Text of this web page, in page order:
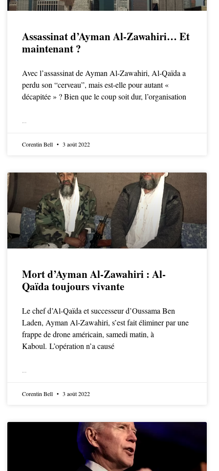
Assassinat d’Ayman Al-Zawahiri… Et
maintenant ?
Avec l’assassinat de Ayman Al-Zawahiri, Al-Qaïda a
perdu son “cerveau”, mais est-elle pour autant «
décapitée » ? Bien que le coup soit dur, l’organisation
Corentin Bell 3 août 2022
Mort d’Ayman Al-Zawahiri : Al-
Qaïda toujours vivante
Le chef d’Al-Qaïda et successeur d’Oussama Ben
Laden, Ayman Al-Zawahiri, s’est fait éliminer par une
frappe de drone américain, samedi matin, à
Kaboul. L’opération n’a causé
Corentin Bell 3 août 2022